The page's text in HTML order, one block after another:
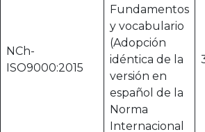
NCh-
ISO9000:2015
Fundamentos
y vocabulario
(Adopción
idéntica de la
versión en
español de la
Norma
Internacional